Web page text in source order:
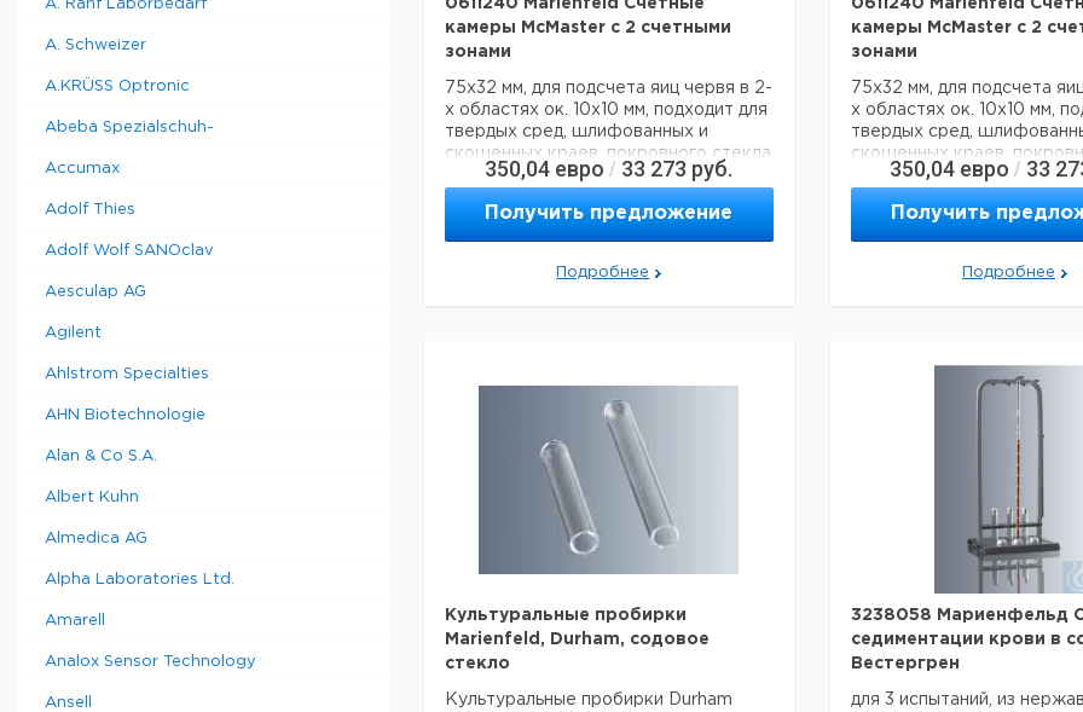
A. Rahf Laborbedarf
A. Schweizer
A.KRÜSS Optronic
Abeba Spezialschuh-
Accumax
Adolf Thies
Adolf Wolf SANOclav
Aesculap AG
Agilent
Ahlstrom Specialties
AHN Biotechnologie
Alan & Co S.A.
Albert Kuhn
Almedica AG
Alpha Laboratories Ltd.
Amarell
Analox Sensor Technology
Ansell
0611240 Marienfeld Счетные
камеры McMaster с 2 счетными
зонами
75x32 мм, для подсчета яиц червя в 2-
х областях ок. 10x10 мм, подходит для
твердых сред, шлифованных и
скошенных краев, покровного стекла
с 2 счетными сетками ок. 10x10 мм
(разделен на 10 частей) на 3
прикрепленных опорах, расстояние
между нижней пластиной и
покровным стеклом ок. 1,5 мм
Технические данные:
Данные для перевозки (реальные
данные могут отличаться)
350,04евро / 33 273 руб.
Получить предложение
Подробнее
0611240 Marienfeld
камеры McMaster с 2
зонами
75x32 мм, для подсчета
х областях ок. 10x10 мм,
твердых сред,
скошенных краев,
с 2 счетными сетками ок.
(разделен на 10 частей) на
прикрепленных опорах,
между нижней пластиной и
покровным стеклом ок. 1,5
Технические данные:
Данные для перевозки
данные могут отличаться)
350,04 евро / 33
Получить
Подробнее
Культуральные пробирки
Marienfeld, Durham, содовое
стекло
Культуральные пробирки Durham
3238058 Мариенфельд
седиментации крови в
Вестергрен
для 3 испытаний, из